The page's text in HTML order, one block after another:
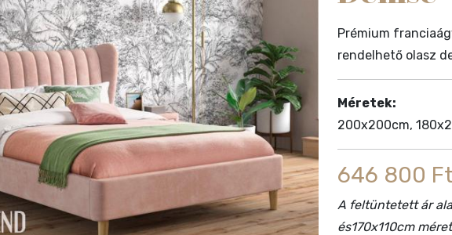
Prémium
rendelhető olasz
Méretek:
200x200cm,
646 800
A feltüntetett ár
és170x110cm